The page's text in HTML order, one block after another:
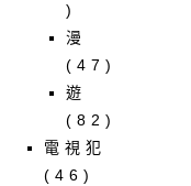
)
漫
(47)
遊
(82)
電視犯
(46)